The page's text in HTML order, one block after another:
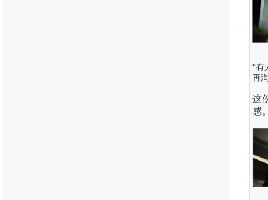
“有
再
这
感